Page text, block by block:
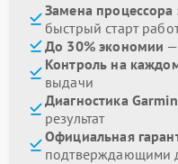
Замена процессора
быстрый старт
До 30% экономии
Контроль на
выдачи
Диагностика
результат
Официальная
подтверждающими